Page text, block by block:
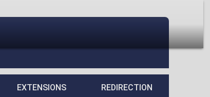
EXTENSIONS REDIRECTION